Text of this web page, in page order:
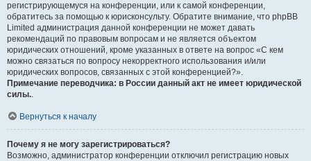
регистрирующемуся на конференции, или к самой конференции,
обратитесь за помощью к юрисконсульту. Обратите внимание, что phpBB
Limited администрация данной конференции не может давать
рекомендаций по правовым вопросам и не является объектом
юридических отношений, кроме указанных в ответе на вопрос «С кем
можно связаться по вопросу некорректного использования и/или
юридических вопросов, связанных с этой конференцией?».
Примечание переводчика: в России данный акт не имеет юридической
силы..
Вернуться к началу
Почему я не могу зарегистрироваться?
Возможно, администратор конференции отключил регистрацию новых